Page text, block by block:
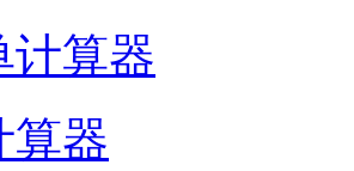
计算器
算器